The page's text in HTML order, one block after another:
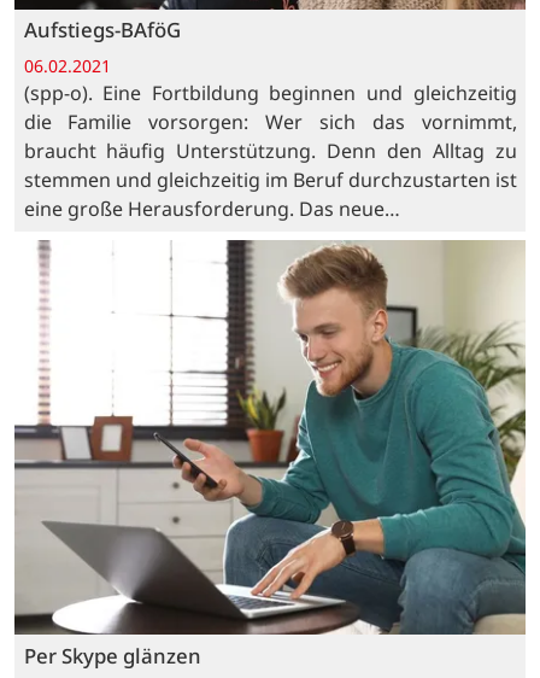
Aufstiegs-BAföG
06.02.2021
(spp-o). Eine Fortbildung beginnen und gleichzeitig
die Familie vorsorgen: Wer sich das vornimmt,
braucht häufig Unterstützung. Denn den Alltag zu
stemmen und gleichzeitig im Beruf durchzustarten ist
eine große Herausforderung. Das neue…
Per Skype glänzen